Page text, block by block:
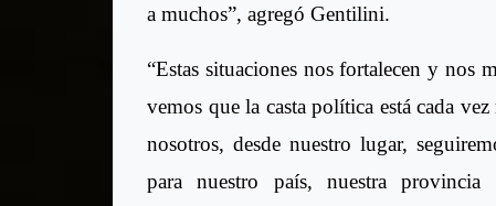
a muchos”, agregó Gentilini.
“Estas situaciones nos fortalecen y nos
vemos que la casta política está cada
nosotros, desde nuestro lugar,
para nuestro país, nuestra